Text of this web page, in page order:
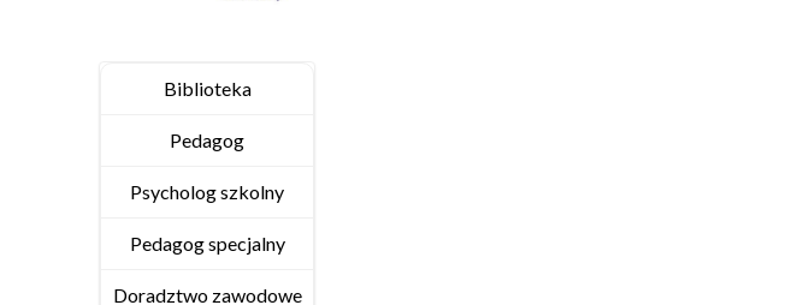
Biblioteka
Pedagog
Psycholog szkolny
Pedagog specjalny
Doradztwo zawodowe